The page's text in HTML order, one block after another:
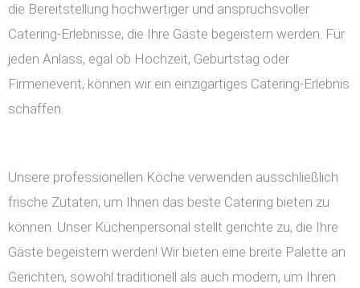
die Bereitstellung hochwertiger und anspruchsvoller
Catering-Erlebnisse, die Ihre Gäste begeistern werden. Für
jeden Anlass, egal ob Hochzeit, Geburtstag oder
Firmenevent, können wir ein einzigartiges Catering-Erlebnis
schaffen.
Unsere professionellen Köche verwenden ausschließlich
frische Zutaten, um Ihnen das beste Catering bieten zu
können. Unser Küchenpersonal stellt gerichte zu, die Ihre
Gäste begeistern werden! Wir bieten eine breite Palette an
Gerichten, sowohl traditionell als auch modern, um Ihren